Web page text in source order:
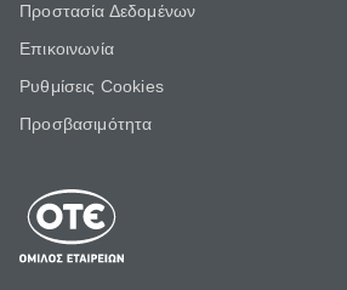
Προστασία Δεδομένων
Επικοινωνία
Ρυθμίσεις Cookies
Προσβασιμότητα